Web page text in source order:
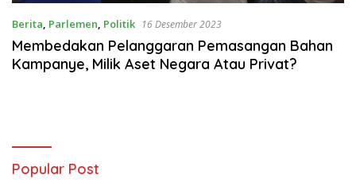
Berita, Parlemen, Politik 16 Desember 2023
Membedakan Pelanggaran Pemasangan Bahan
Kampanye, Milik Aset Negara Atau Privat?
Popular Post